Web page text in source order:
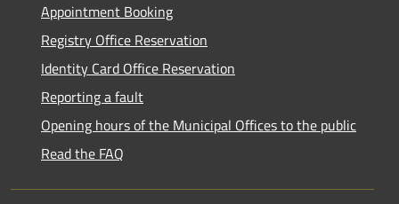
Appointment Booking
Registry Office Reservation
Identity Card Office Reservation
Reporting a fault
Opening hours of the Municipal Offices to the public
Read the FAQ